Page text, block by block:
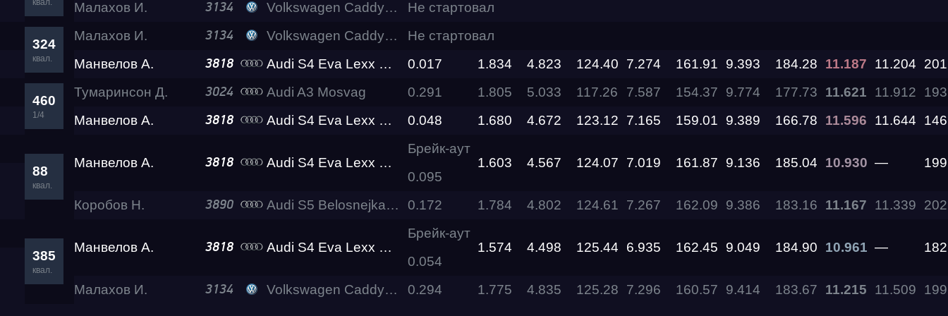
Test & Tune PRO
RDRC Юг 5 этап
Evolution
Racepark
05.09.2026 —
06.09.2026
Test & Tune PRO
Racepark
RDRC Сибирь 4 этап
Siberia
Dragway
14.08.2026 —
16.08.2026
квал. Малахов И. 3134 Volkswagen Caddy Level Performance Не стартовал
324
квал.
Малахов И. 3134 Volkswagen Caddy Level Performance
Не стартовал
Манвелов А.
3818 Audi S4 Eva Lexx Motors Team 0.017 1.834 4.823 124.40 7.274 161.91 9.393 184.28 11.187 11.204
460
1/4
Тумаринсон Д. 3024 Audi A3 Mosvag 0.291 1.805 5.033 117.26 7.587 154.37 9.774 177.73 11.621 11.912
Манвелов А.
3818 Audi S4 Eva Lexx Motors Team 0.048 1.680 4.672 123.12 7.165 159.01 9.389 166.78 11.596 11.644
88
квал.
Манвелов А. 3818 Audi S4 Eva Lexx Motors Team
Брейк-аут
0.095
1.603 4.567 124.07 7.019 161.87 9.136 185.04 10.930 —
Коробов Н. 3890 Audi S5 Belosnejka Tuning Force 0.172 1.784 4.802 124.61 7.267 162.09 9.386 183.16 11.167 11.339
385
квал.
Манвелов А. 3818 Audi S4 Eva Lexx Motors Team
Брейк-аут
0.054
1.574 4.498 125.44 6.935 162.45 9.049 184.90 10.961 —
Малахов И. 3134 Volkswagen Caddy Level Performance 0.294 1.775 4.835 125.28 7.296 160.57 9.414 183.67 11.215 11.509